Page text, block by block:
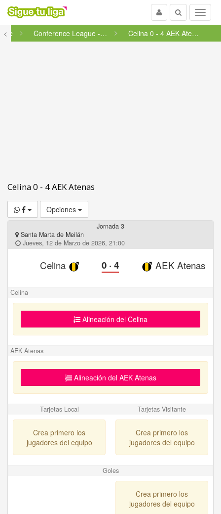
Menu
Buscar
Usuario
<
Conference League - Fase final Celina 0 - 4 AEK Atenas
Celina 0 - 4 AEK Atenas
Opciones
Jornada 3
Santa Marta de Meilán
Jueves, 12 de Marzo de 2026, 21:00
Celina 0 ·4 AEK Atenas
Celina
Alineación del Celina
AEK Atenas
Alineación del AEK Atenas
Tarjetas Local Tarjetas Visitante
Crea primero los
jugadores del equipo
Crea primero los
jugadores del equipo
Goles
Crea primero los
jugadores del equipo